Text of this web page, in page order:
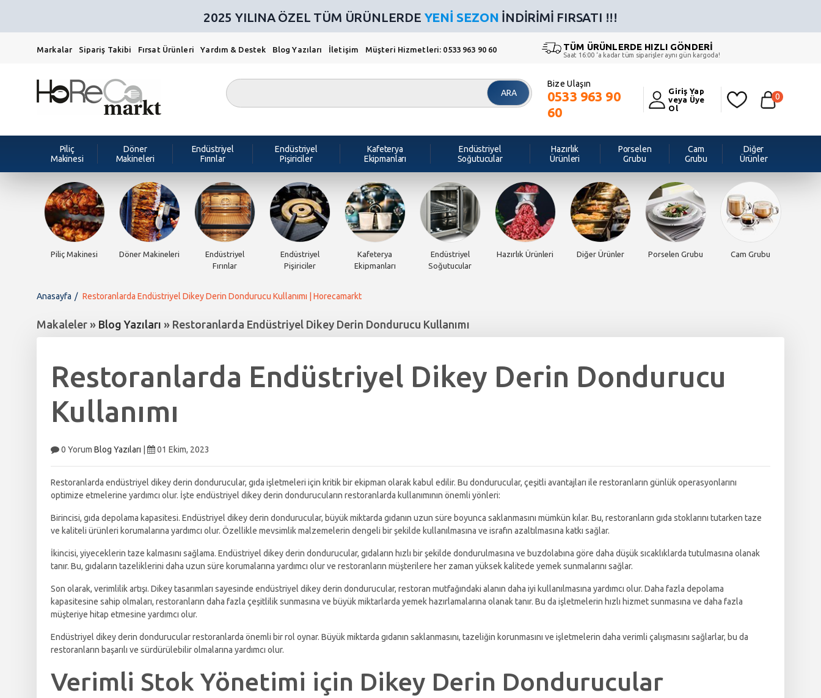
2025 YILINA ÖZEL TÜM ÜRÜNLERDE YENİ SEZON İNDİRİMİ FIRSATI !!!
Markalar Sipariş Takibi Fırsat Ürünleri Yardım & Destek Blog Yazıları İletişim Müşteri Hizmetleri: 0533 963 90 60 TÜM ÜRÜNLERDE HIZLI GÖNDERİ
Saat 16:00 ‘a kadar tüm siparişler aynı gün kargoda!
ARA
Bize Ulaşın
0533 963 90
60
Giriş Yap
veya Üye
Ol
0
Piliç
Makinesi
Döner
Makineleri
Endüstriyel
Fırınlar
Endüstriyel
Pişiriciler
Kafeterya
Ekipmanları
Endüstriyel
Soğutucular
Hazırlık
Ürünleri
Porselen
Grubu
Cam
Grubu
Diğer
Ürünler
Piliç Makinesi Döner Makineleri
Endüstriyel
Fırınlar
Endüstriyel
Pişiriciler
Kafeterya
Ekipmanları
Endüstriyel
Soğutucular
Hazırlık Ürünleri Diğer Ürünler Porselen Grubu Cam Grubu
Anasayfa Restoranlarda Endüstriyel Dikey Derin Dondurucu Kullanımı | Horecamarkt
Makaleler » Blog Yazıları » Restoranlarda Endüstriyel Dikey Derin Dondurucu Kullanımı
Restoranlarda Endüstriyel Dikey Derin Dondurucu
Kullanımı
0 Yorum Blog Yazıları 01 Ekim, 2023
Restoranlarda endüstriyel dikey derin dondurucular, gıda işletmeleri için kritik bir ekipman olarak kabul edilir. Bu dondurucular, çeşitli avantajları ile restoranların günlük operasyonlarını
optimize etmelerine yardımcı olur. İşte endüstriyel dikey derin dondurucuların restoranlarda kullanımının önemli yönleri:
Birincisi, gıda depolama kapasitesi. Endüstriyel dikey derin dondurucular, büyük miktarda gıdanın uzun süre boyunca saklanmasını mümkün kılar. Bu, restoranların gıda stoklarını tutarken taze
ve kaliteli ürünleri korumalarına yardımcı olur. Özellikle mevsimlik malzemelerin dengeli bir şekilde kullanılmasına ve israfın azaltılmasına katkı sağlar.
İkincisi, yiyeceklerin taze kalmasını sağlama. Endüstriyel dikey derin dondurucular, gıdaların hızlı bir şekilde dondurulmasına ve buzdolabına göre daha düşük sıcaklıklarda tutulmasına olanak
tanır. Bu, gıdaların tazeliklerini daha uzun süre korumalarına yardımcı olur ve restoranların müşterilere her zaman yüksek kalitede yemek sunmalarını sağlar.
Son olarak, verimlilik artışı. Dikey tasarımları sayesinde endüstriyel dikey derin dondurucular, restoran mutfağındaki alanın daha iyi kullanılmasına yardımcı olur. Daha fazla depolama
kapasitesine sahip olmaları, restoranların daha fazla çeşitlilik sunmasına ve büyük miktarlarda yemek hazırlamalarına olanak tanır. Bu da işletmelerin hızlı hizmet sunmasına ve daha fazla
müşteriye hitap etmesine yardımcı olur.
Endüstriyel dikey derin dondurucular restoranlarda önemli bir rol oynar. Büyük miktarda gıdanın saklanmasını, tazeliğin korunmasını ve işletmelerin daha verimli çalışmasını sağlarlar, bu da
restoranların başarılı ve sürdürülebilir olmalarına yardımcı olur.
Verimli Stok Yönetimi için Dikey Derin Dondurucular